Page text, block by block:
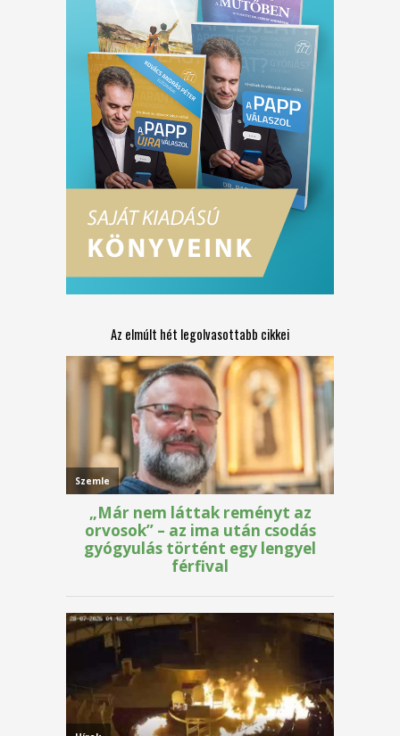
Az elmúlt hét legolvasottabb cikkei